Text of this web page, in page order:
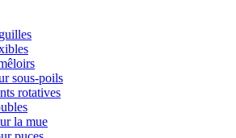
sous-poils
rotatives
la mue